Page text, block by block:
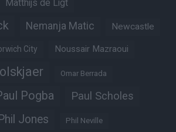
Matthijs de Ligt
Nemanja Matic Newcastle
City Noussair Mazraoui
Omar Berrada
Pogba Paul Scholes
Phil Jones Phil Neville